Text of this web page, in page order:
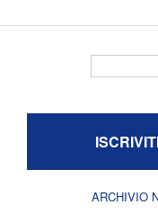
ARCHIVIO